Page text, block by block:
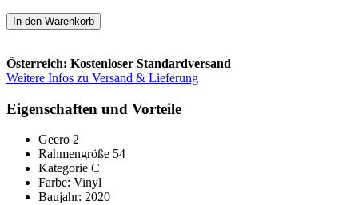
In den Warenkorb
Österreich: Kostenloser Standardversand
Weitere Infos zu Versand & Lieferung
Eigenschaften und Vorteile
Geero 2
Rahmengröße 54
Kategorie C
Farbe: Vinyl
Baujahr: 2020